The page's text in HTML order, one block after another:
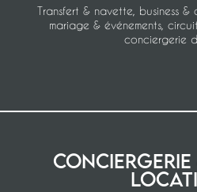
Transfert & navette, business
mariage & événements,
conciergerie